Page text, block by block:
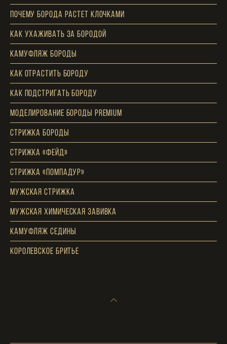
Почему борода растет клочками
Как ухаживать за бородой
Камуфляж бороды
Как отрастить бороду
Как подстригать бороду
Моделирование бороды premium
Стрижка бороды
Стрижка «фейд»
Стрижка «Помпадур»
Мужская стрижка
Мужская химическая завивка
Камуфляж седины
Королевское бритье